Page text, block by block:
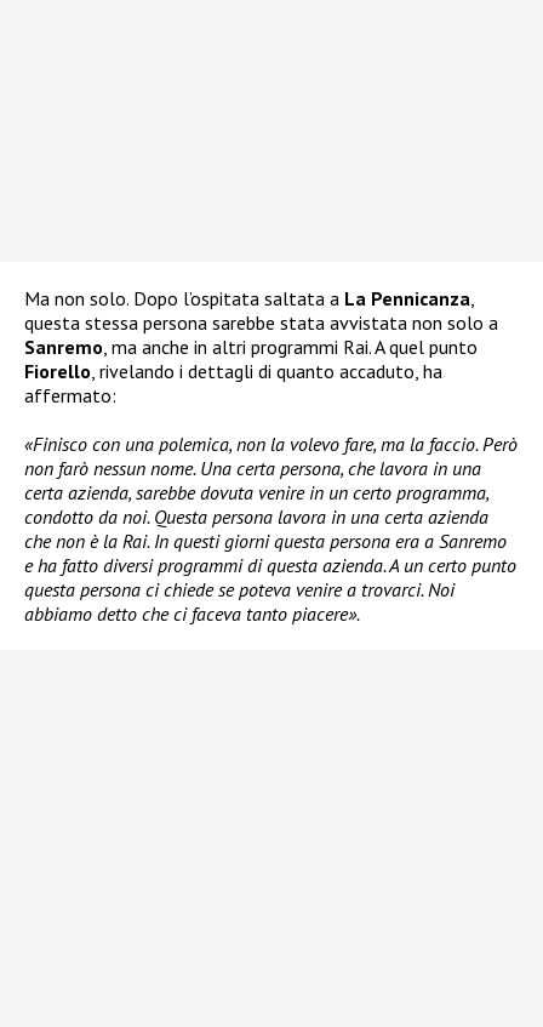
Ma non solo. Dopo l’ospitata saltata a La Pennicanza
questa stessa persona sarebbe stata avvistata non solo a
Sanremo , ma anche in altri programmi Rai. A quel punto
Fiorello , rivelando i dettagli di quanto accaduto, ha
affermato:
«Finisco con una polemica, non la volevo fare, ma la faccio. Però
non farò nessun nome. Una certa persona, che lavora in una
certa azienda, sarebbe dovuta venire in un certo programma,
condotto da noi. Questa persona lavora in una certa azienda
che non è la Rai. In questi giorni questa persona era a Sanremo
e ha fatto diversi programmi di questa azienda. A un certo punto
questa persona ci chiede se poteva venire a trovarci. Noi
abbiamo detto che ci faceva tanto piacere».